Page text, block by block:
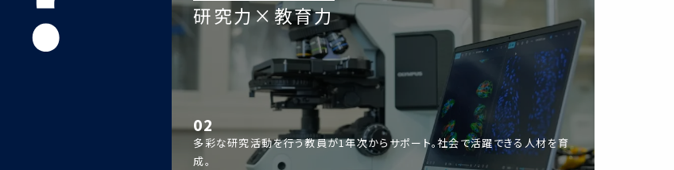
研究力×教育力
02
多彩な研究活動を行う教員が1年次からサポート。社会で活躍できる人材を育
成。